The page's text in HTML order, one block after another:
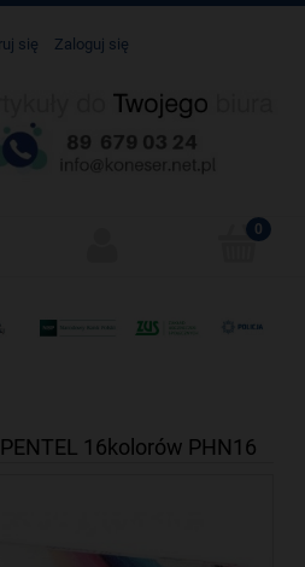
się Zaloguj się
16kolorów PHN16